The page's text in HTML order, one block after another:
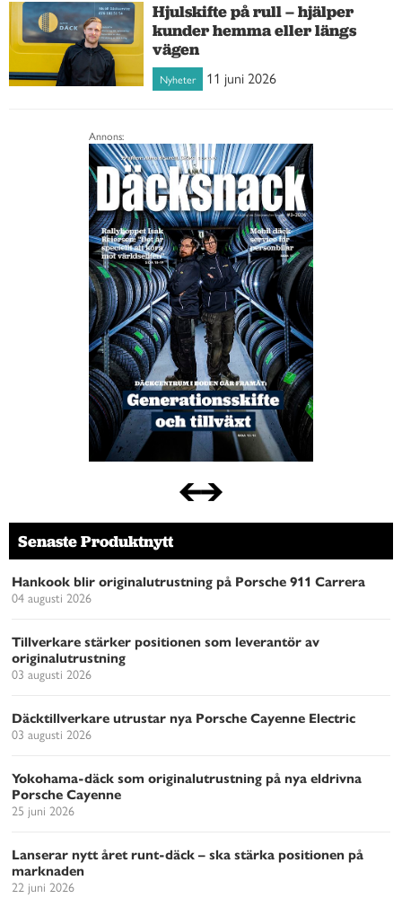
Hjulskifte på rull – hjälper
kunder hemma eller längs
vägen
Nyheter 11 juni 2026
Annons:
Senaste Produktnytt
Hankook blir originalutrustning på Porsche 911 Carrera
04 augusti 2026
Tillverkare stärker positionen som leverantör av
originalutrustning
03 augusti 2026
Däcktillverkare utrustar nya Porsche Cayenne Electric
03 augusti 2026
Yokohama-däck som originalutrustning på nya eldrivna
Porsche Cayenne
25 juni 2026
Lanserar nytt året runt-däck – ska stärka positionen på
marknaden
22 juni 2026